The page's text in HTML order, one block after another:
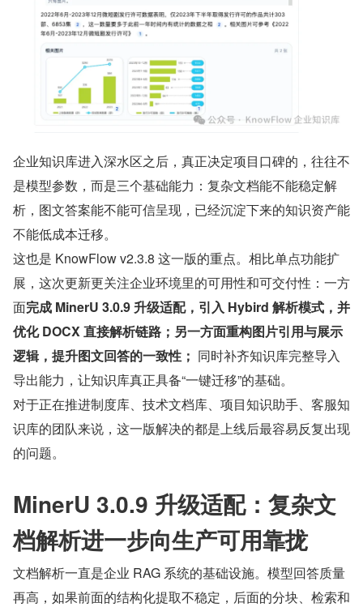
企业知识库进入深水区之后，真正决定项目口碑的，往往不
是模型参数，而是三个基础能力：复杂文档能不能稳定解
析，图文答案能不能可信呈现，已经沉淀下来的知识资产能
不能低成本迁移。
这也是 KnowFlow v2.3.8 这一版的重点。相比单点功能扩
展，这次更新更关注企业环境里的可用性和可交付性：一方
面完成 MinerU 3.0.9 升级适配，引入 Hybird 解析模式，并
优化 DOCX 直接解析链路；另一方面重构图片引用与展示
逻辑，提升图文回答的一致性； 同时补齐知识库完整导入
导出能力，让知识库真正具备“一键迁移”的基础。
对于正在推进制度库、技术文档库、项目知识助手、客服知
识库的团队来说，这一版解决的都是上线后最容易反复出现
的问题。
MinerU 3.0.9 升级适配：复杂文
档解析进一步向生产可用靠拢
文档解析一直是企业 RAG 系统的基础设施。模型回答质量
再高，如果前面的结构化提取不稳定，后面的分块、检索和